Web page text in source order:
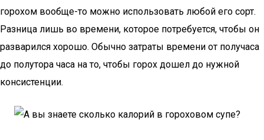
горохом вообще-то можно использовать любой его сорт.
Разница лишь во времени, которое потребуется, чтобы он
разварился хорошо. Обычно затраты времени от получаса
до полутора часа на то, чтобы горох дошел до нужной
консистенции.